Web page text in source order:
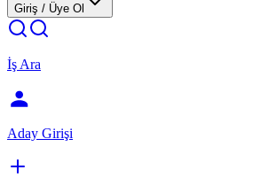
Giriş / Üye Ol
İş Ara
Aday Girişi